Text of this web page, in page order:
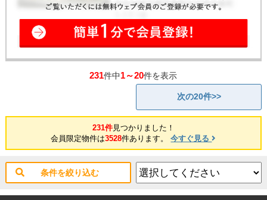
231件中1～20件を表示
次の20件>>
231件見つかりました！
会員限定物件は3528件あります。今すぐ見る
条件を絞り込む